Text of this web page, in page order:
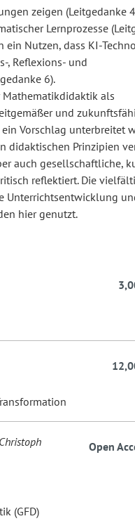
zeigen (Leitgedanke
Lernprozesse
ein Nutzen, dass KI-
, Reflexions- und
6).
Mathematikdidaktik als
und
Vorschlag unterbreitet
didaktischen Prinzipien
auch gesellschaftliche,
reflektiert. Die
Unterrichtsentwicklung
hier genutzt.
(GFD)
Open